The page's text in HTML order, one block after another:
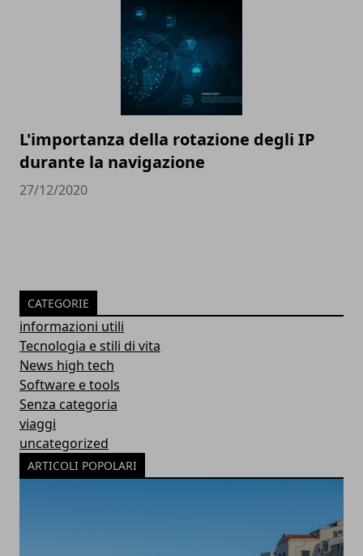
L'importanza della rotazione degli IP
durante la navigazione
27/12/2020
CATEGORIE
informazioni utili
Tecnologia e stili di vita
News high tech
Software e tools
Senza categoria
viaggi
uncategorized
ARTICOLI POPOLARI